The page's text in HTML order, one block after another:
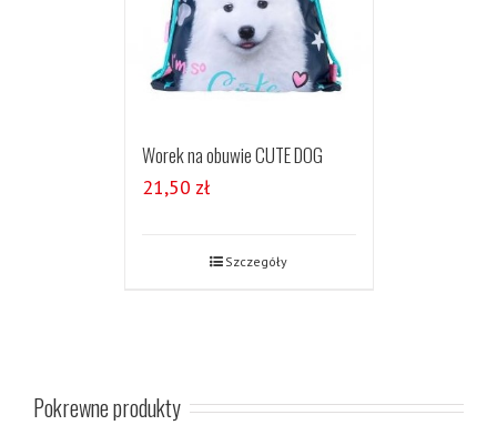
Worek na obuwie CUTE DOG
21,50 zł
Szczegóły
Pokrewne produkty